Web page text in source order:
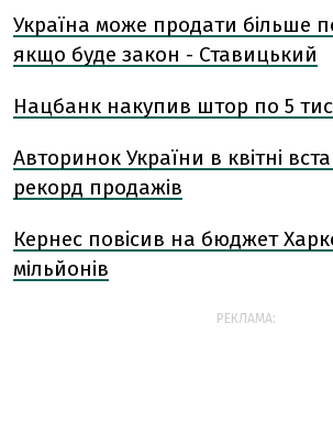
Україна може продати більше
якщо буде закон - Ставицький
Нацбанк накупив штор по 5
Авторинок України в квітні
рекорд продажів
Кернес повісив на бюджет
мільйонів
РЕКЛАМА: